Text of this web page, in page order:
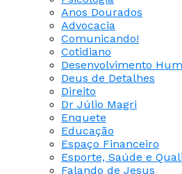
Anos Dourados
Advocacia
Comunicando!
Cotidiano
Desenvolvimento
Deus de Detalhes
Direito
Dr Júlio Magri
Enquete
Educação
Espaço Financeiro
Esporte, Saúde e
Falando de Jesus